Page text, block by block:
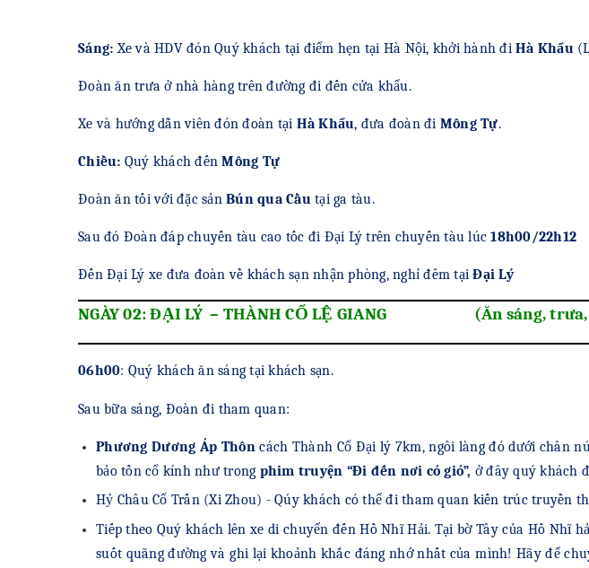
Sáng: Xe và HDV đón Quý khách tại điểm hẹn tại Hà Nội, khởi hành đi Hà Khẩu
Đoàn ăn trưa ở nhà hàng trên đường đi đến cửa khẩu.
Xe và hướng dẫn viên đón đoàn tại Hà Khẩu, đưa đoàn đi Mông Tự.
Chiều: Quý khách đếnMông Tự
Đoàn ăn tối với đặc sản Bún qua Cầu tại ga tàu.
Sau đó Đoàn đáp chuyến tàu cao tốc đi Đại Lý trên chuyến tàu lúc18h00/22h12
Đến Đại Lý xe đưa đoàn về khách sạn nhận phòng, nghỉ đêm tạiĐại Lý
NGÀY 02: ĐẠI LÝ – THÀNH CỔ LỆ GIANG (Ăn sáng,
06h00: Quý khách ăn sáng tại khách sạn.
Sau bữa sáng, Đoàn đi tham quan:
Phương Dương Áp Thôn cách Thành Cổ Đại lý 7km, ngôi làng đó dưới chân
bảo tồn cổ kính như trong phim truyện “Đi đến nơi có gió”, ở đây quý khách
Hỷ Châu Cổ Trấn (Xi Zhou) - Qúy khách có thể đi tham quan kiến trúc truyền
Tiếp theo Quý khách lên xe di chuyển đến Hồ Nhĩ Hải. Tại bờ Tây của Hồ Nhĩ
suốt quãng đường và ghi lại khoảnh khắc đáng nhớ nhất của mình! Hãy để